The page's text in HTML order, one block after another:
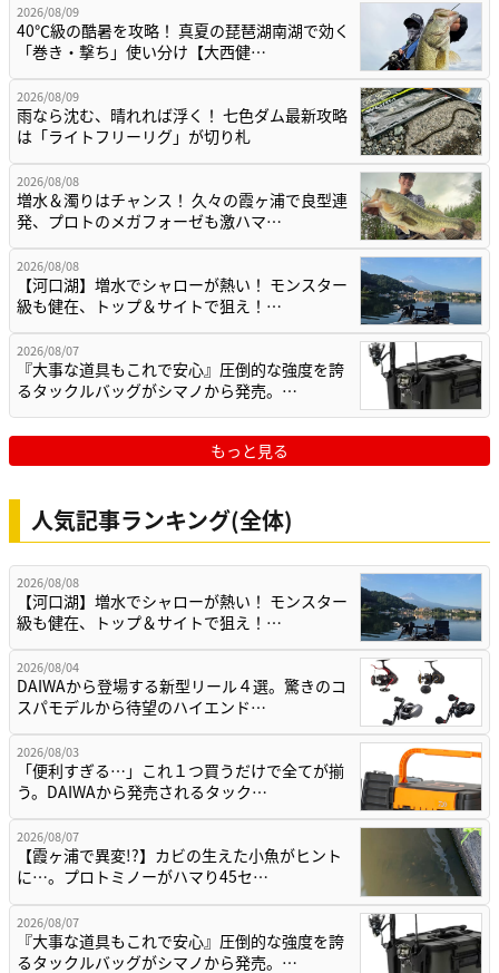
2026/08/09
40℃級の酷暑を攻略！ 真夏の琵琶湖南湖で効く
「巻き・撃ち」使い分け【大西健…
2026/08/09
雨なら沈む、晴れれば浮く！ 七色ダム最新攻略
は「ライトフリーリグ」が切り札
2026/08/08
増水＆濁りはチャンス！ 久々の霞ヶ浦で良型連
発、プロトのメガフォーゼも激ハマ…
2026/08/08
【河口湖】増水でシャローが熱い！ モンスター
級も健在、トップ＆サイトで狙え！…
2026/08/07
『大事な道具もこれで安心』圧倒的な強度を誇
るタックルバッグがシマノから発売。…
もっと見る
人気記事ランキング(全体)
2026/08/08
【河口湖】増水でシャローが熱い！ モンスター
級も健在、トップ＆サイトで狙え！…
2026/08/04
DAIWAから登場する新型リール４選。驚きのコ
スパモデルから待望のハイエンド…
2026/08/03
「便利すぎる…」これ１つ買うだけで全てが揃
う。DAIWAから発売されるタック…
2026/08/07
【霞ヶ浦で異変!?】カビの生えた小魚がヒント
に…。プロトミノーがハマり45セ…
2026/08/07
『大事な道具もこれで安心』圧倒的な強度を誇
るタックルバッグがシマノから発売。…